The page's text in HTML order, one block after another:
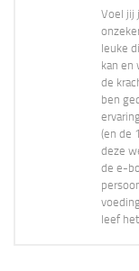
Voel jij
leuke
kan en
de
ben
(en de
deze
de e-
leef